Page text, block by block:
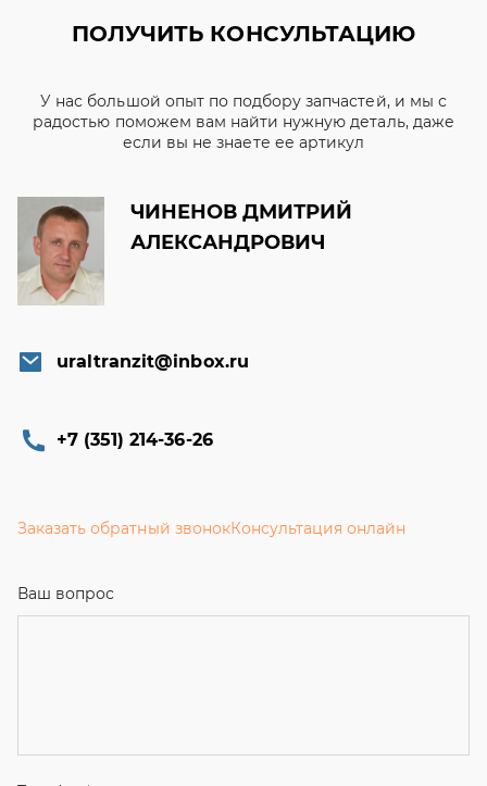
ПОЛУЧИТЬ КОНСУЛЬТАЦИЮ
У нас большой опыт по подбору запчастей, и мы с
радостью поможем вам найти нужную деталь, даже
если вы не знаете ее артикул
ЧИНЕНОВ ДМИТРИЙ
АЛЕКСАНДРОВИЧ
uraltranzit@inbox.ru
+7 (351) 214-36-26
Заказать обратный звонокКонсультация онлайн
Ваш вопрос